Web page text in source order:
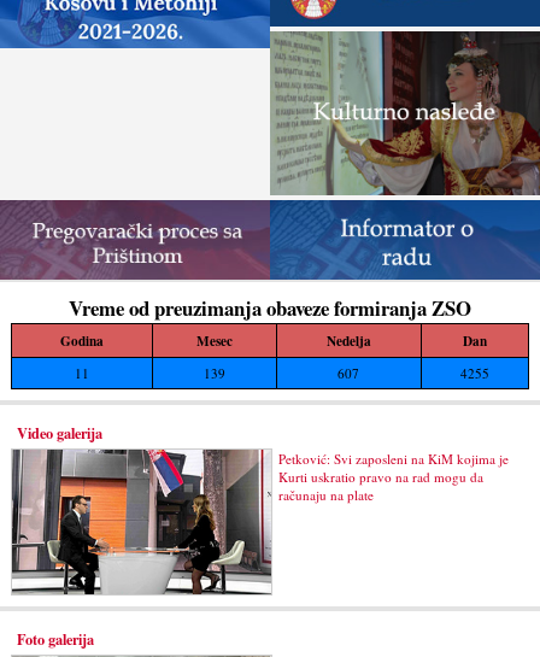
Vreme od preuzimanja obaveze formiranja ZSO
Godina Mesec Nedelja Dan
11 139 607 4255
Video galerija
Petković: Svi zaposleni na KiM kojima je
Kurti uskratio pravo na rad mogu da
računaju na plate
Foto galerija